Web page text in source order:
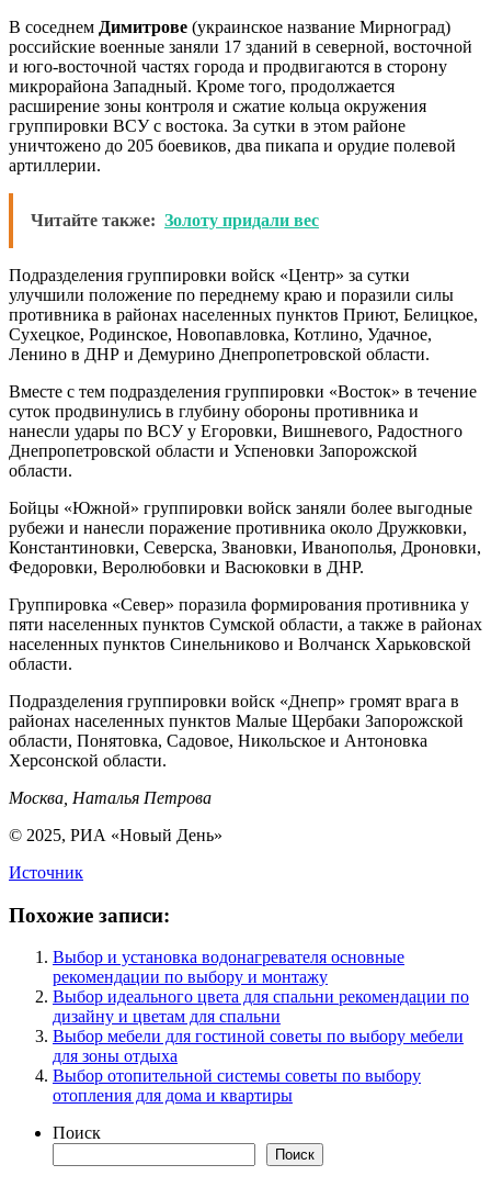
В соседнем Димитрове (украинское название Мирноград)
российские военные заняли 17 зданий в северной, восточной
и юго-восточной частях города и продвигаются в сторону
микрорайона Западный. Кроме того, продолжается
расширение зоны контроля и сжатие кольца окружения
группировки ВСУ с востока. За сутки в этом районе
уничтожено до 205 боевиков, два пикапа и орудие полевой
артиллерии.
Читайте также: Золоту придали вес
Подразделения группировки войск «Центр» за сутки
улучшили положение по переднему краю и поразили силы
противника в районах населенных пунктов Приют, Белицкое,
Сухецкое, Родинское, Новопавловка, Котлино, Удачное,
Ленино в ДНР и Демурино Днепропетровской области.
Вместе с тем подразделения группировки «Восток» в течение
суток продвинулись в глубину обороны противника и
нанесли удары по ВСУ у Егоровки, Вишневого, Радостного
Днепропетровской области и Успеновки Запорожской
области.
Бойцы «Южной» группировки войск заняли более выгодные
рубежи и нанесли поражение противника около Дружковки,
Константиновки, Северска, Звановки, Иванополья, Дроновки,
Федоровки, Веролюбовки и Васюковки в ДНР.
Группировка «Север» поразила формирования противника у
пяти населенных пунктов Сумской области, а также в районах
населенных пунктов Синельниково и Волчанск Харьковской
области.
Подразделения группировки войск «Днепр» громят врага в
районах населенных пунктов Малые Щербаки Запорожской
области, Понятовка, Садовое, Никольское и Антоновка
Херсонской области.
Москва, Наталья Петрова
© 2025, РИА «Новый День»
Источник
Похожие записи:
Выбор и установка водонагревателя основные
рекомендации по выбору и монтажу
Выбор идеального цвета для спальни рекомендации по
дизайну и цветам для спальни
Выбор мебели для гостиной советы по выбору мебели
для зоны отдыха
Выбор отопительной системы советы по выбору
отопления для дома и квартиры
Поиск
Поиск